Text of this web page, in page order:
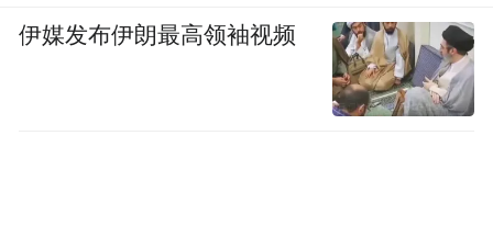
伊媒发布伊朗最高领袖视频